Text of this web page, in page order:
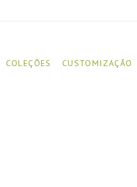
COLEÇÕES CUSTOMIZAÇÃO